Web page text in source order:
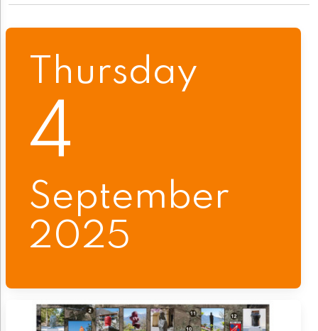
Thursday
4
September
2025